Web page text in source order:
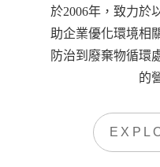
於2006年，致力於
助企業優化環境相
防治到廢棄物循環
的